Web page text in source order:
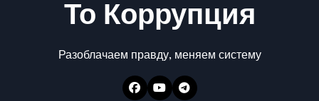
То Коррупция
Разоблачаем правду, меняем систему